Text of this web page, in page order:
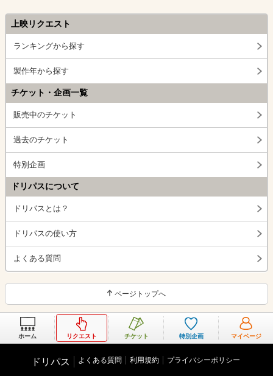
上映リクエスト
ランキングから探す
製作年から探す
チケット・企画一覧
販売中のチケット
過去のチケット
特別企画
ドリパスについて
ドリパスとは？
ドリパスの使い方
よくある質問
ページトップへ
ホーム リクエスト チケット 特別企画 マイページ
ドリパス よくある質問 利用規約 プライバシーポリシー